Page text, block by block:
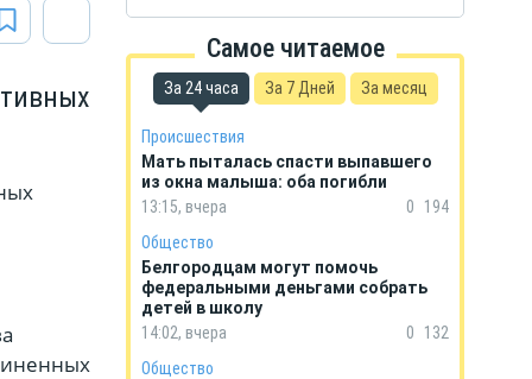
Самое читаемое
За 24 часа За 7 Дней За месяц
Происшествия
Мать пыталась спасти выпавшего
из окна малыша: оба погибли
13:15, вчера
0
194
Общество
Белгородцам могут помочь
федеральными деньгами собрать
детей в школу
14:02, вчера
0
132
Общество